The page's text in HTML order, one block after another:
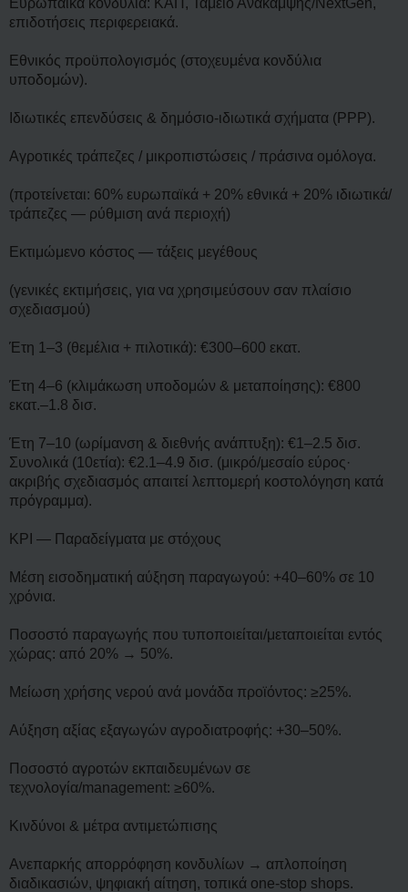
επιδοτήσεις περιφερειακά.
Εθνικός προϋπολογισμός (στοχευμένα κονδύλια
υποδομών).
Ιδιωτικές επενδύσεις & δημόσιο-ιδιωτικά σχήματα (PPP).
Αγροτικές τράπεζες / μικροπιστώσεις / πράσινα ομόλογα.
(προτείνεται: 60% ευρωπαϊκά + 20% εθνικά + 20% ιδιωτικά/
τράπεζες — ρύθμιση ανά περιοχή)
Εκτιμώμενο κόστος — τάξεις μεγέθους
(γενικές εκτιμήσεις, για να χρησιμεύσουν σαν πλαίσιο
σχεδιασμού)
Έτη 1–3 (θεμέλια + πιλοτικά): €300–600 εκατ.
Έτη 4–6 (κλιμάκωση υποδομών & μεταποίησης): €800
εκατ.–1.8 δισ.
Έτη 7–10 (ωρίμανση & διεθνής ανάπτυξη): €1–2.5 δισ.
Συνολικά (10ετία): €2.1–4.9 δισ. (μικρό/μεσαίο εύρος·
ακριβής σχεδιασμός απαιτεί λεπτομερή κοστολόγηση κατά
πρόγραμμα).
KPI — Παραδείγματα με στόχους
Μέση εισοδηματική αύξηση παραγωγού: +40–60% σε 10
χρόνια.
Ποσοστό παραγωγής που τυποποιείται/μεταποιείται εντός
χώρας: από 20% → 50%.
Μείωση χρήσης νερού ανά μονάδα προϊόντος: ≥25%.
Αύξηση αξίας εξαγωγών αγροδιατροφής: +30–50%.
Ποσοστό αγροτών εκπαιδευμένων σε
τεχνολογία/management: ≥60%.
Κινδύνοι & μέτρα αντιμετώπισης
Ανεπαρκής απορρόφηση κονδυλίων → απλοποίηση
διαδικασιών, ψηφιακή αίτηση, τοπικά one-stop shops.